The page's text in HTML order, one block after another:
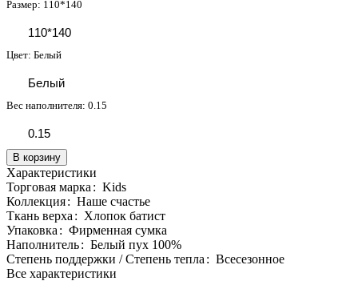
Размер: 110*140
110*140
Цвет: Белый
Белый
Вес наполнителя: 0.15
0.15
В корзину
Характеристики
Торговая марка : Kids
Коллекция: Наше счастье
Ткань верха : Хлопок батист
Упаковка : Фирменная сумка
Наполнитель: Белый пух 100%
Степень поддержки / Степень тепла : Всесезонное
Все характеристики